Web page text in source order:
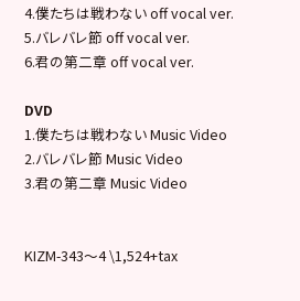
4.僕たちは戦わない off vocal ver.
5.バレバレ節 off vocal ver.
6.君の第二章 off vocal ver.
DVD
1.僕たちは戦わない Music Video
2.バレバレ節 Music Video
3.君の第二章 Music Video
KIZM-343～4 \1,524+tax